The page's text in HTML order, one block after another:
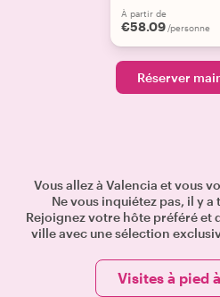
À partir de
€58.09 /personne
Réserver
Vous allez à Valencia et vous
Ne vous inquiétez pas, il y a
Rejoignez votre hôte préféré et
ville avec une sélection
Visites à pied